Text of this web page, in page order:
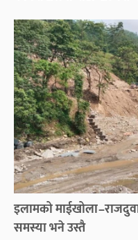
इलामको
समस्या भने उस्तै